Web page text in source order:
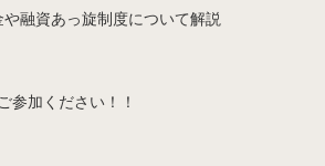
融資あっ旋制度について解説
参加ください！！